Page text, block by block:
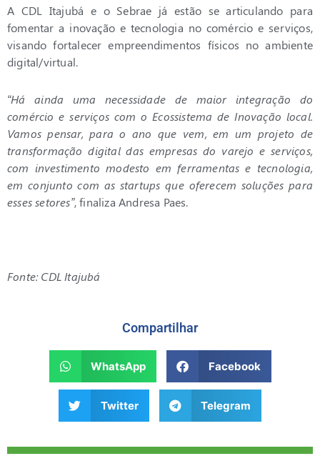
A CDL Itajubá e o Sebrae já estão se articulando para
fomentar a inovação e tecnologia no comércio e serviços,
visando fortalecer empreendimentos físicos no ambiente
digital/virtual.
“Há ainda uma necessidade de maior integração do
comércio e serviços com o Ecossistema de Inovação local.
Vamos pensar, para o ano que vem, em um projeto de
transformação digital das empresas do varejo e serviços,
com investimento modesto em ferramentas e tecnologia,
em conjunto com as startups que oferecem soluções para
esses setores”, finaliza Andresa Paes.
Fonte: CDL Itajubá
Compartilhar
WhatsApp Facebook
Twitter Telegram